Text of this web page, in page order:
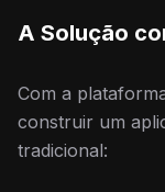
A Solução
Com a
construir um
tradicional: